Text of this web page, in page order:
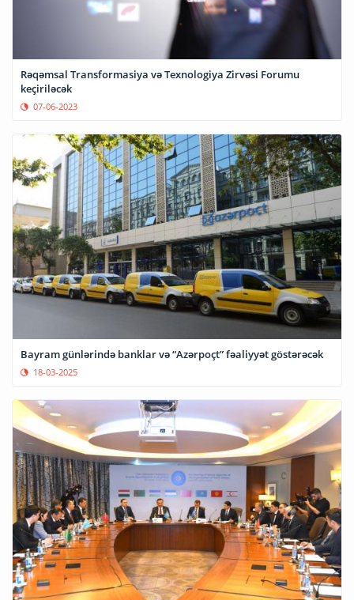
Rəqəmsal Transformasiya və Texnologiya Zirvəsi Forumu
keçiriləcək
07-06-2023
Bayram günlərində banklar və “Azərpoçt” fəaliyyət göstərəcək
18-03-2025